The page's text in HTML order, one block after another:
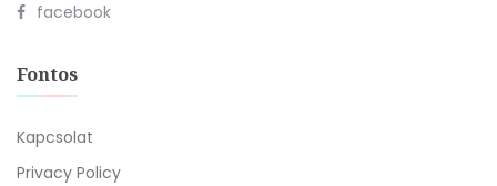
facebook
Fontos
Kapcsolat
Privacy Policy